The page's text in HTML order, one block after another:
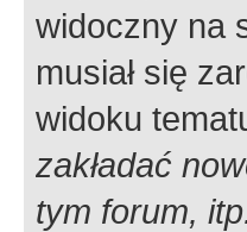
widoczny na
musiał się
widoku
zakładać
tym forum,